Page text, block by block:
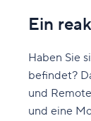
Ein
Haben Sie
befindet?
und
und eine